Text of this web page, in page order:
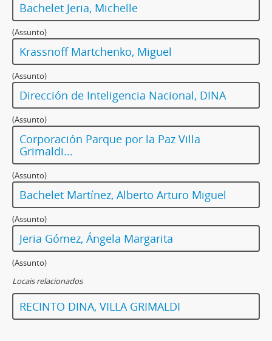
Bachelet Jeria, Michelle
(Assunto)
Krassnoff Martchenko, Miguel
(Assunto)
Dirección de Inteligencia Nacional, DINA
(Assunto)
Corporación Parque por la Paz Villa
Grimaldi...
(Assunto)
Bachelet Martínez, Alberto Arturo Miguel
(Assunto)
Jeria Gómez, Ángela Margarita
(Assunto)
Locais relacionados
RECINTO DINA, VILLA GRIMALDI